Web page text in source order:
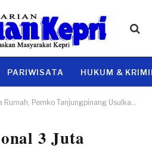
PARIWISATA HUKUM &
Tanjungpinang Usulkan Ribuan Unit untuk MBR
3 Juta